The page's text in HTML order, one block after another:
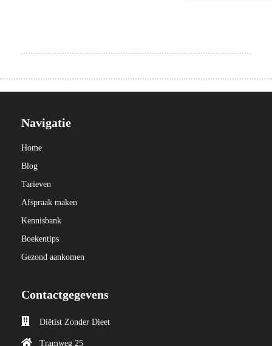
Navigatie
Home
Blog
Tarieven
Afspraak maken
Kennisbank
Boekentips
Gezond aankomen
Contactgegevens
Diëtist Zonder Dieet
Tramweg 25